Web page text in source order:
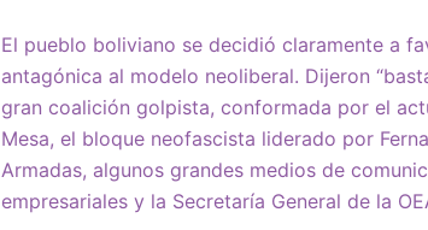
El pueblo boliviano se decidió claramente a
antagónica al modelo neoliberal. Dijeron
gran coalición golpista, conformada por el
Mesa, el bloque neofascista liderado por
Armadas, algunos grandes medios de
empresariales y la Secretaría General de la